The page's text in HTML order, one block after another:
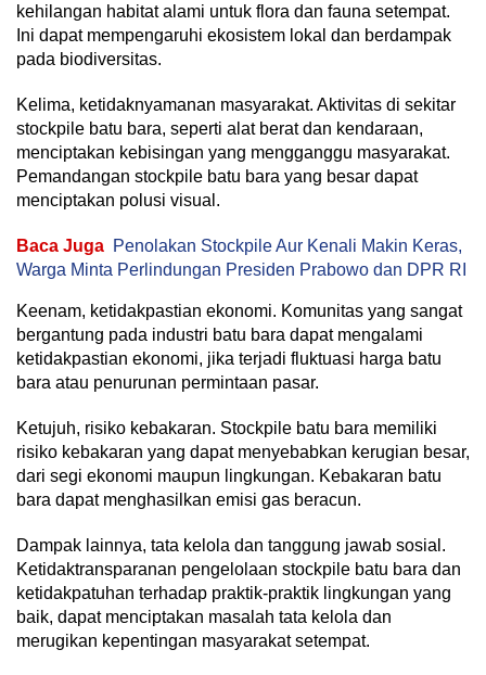
kehilangan habitat alami untuk flora dan fauna setempat.
Ini dapat mempengaruhi ekosistem lokal dan berdampak
pada biodiversitas.
Kelima, ketidaknyamanan masyarakat. Aktivitas di sekitar
stockpile batu bara, seperti alat berat dan kendaraan,
menciptakan kebisingan yang mengganggu masyarakat.
Pemandangan stockpile batu bara yang besar dapat
menciptakan polusi visual.
Baca Juga Penolakan Stockpile Aur Kenali Makin Keras,
Warga Minta Perlindungan Presiden Prabowo dan DPR RI
Keenam, ketidakpastian ekonomi. Komunitas yang sangat
bergantung pada industri batu bara dapat mengalami
ketidakpastian ekonomi, jika terjadi fluktuasi harga batu
bara atau penurunan permintaan pasar.
Ketujuh, risiko kebakaran. Stockpile batu bara memiliki
risiko kebakaran yang dapat menyebabkan kerugian besar,
dari segi ekonomi maupun lingkungan. Kebakaran batu
bara dapat menghasilkan emisi gas beracun.
Dampak lainnya, tata kelola dan tanggung jawab sosial.
Ketidaktransparanan pengelolaan stockpile batu bara dan
ketidakpatuhan terhadap praktik-praktik lingkungan yang
baik, dapat menciptakan masalah tata kelola dan
merugikan kepentingan masyarakat setempat.